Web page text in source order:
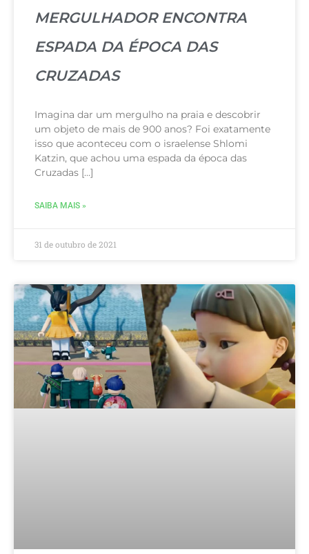
MERGULHADOR ENCONTRA
ESPADA DA ÉPOCA DAS
CRUZADAS
Imagina dar um mergulho na praia e descobrir
um objeto de mais de 900 anos? Foi exatamente
isso que aconteceu com o israelense Shlomi
Katzin, que achou uma espada da época das
Cruzadas […]
SAIBA MAIS »
31 de outubro de 2021